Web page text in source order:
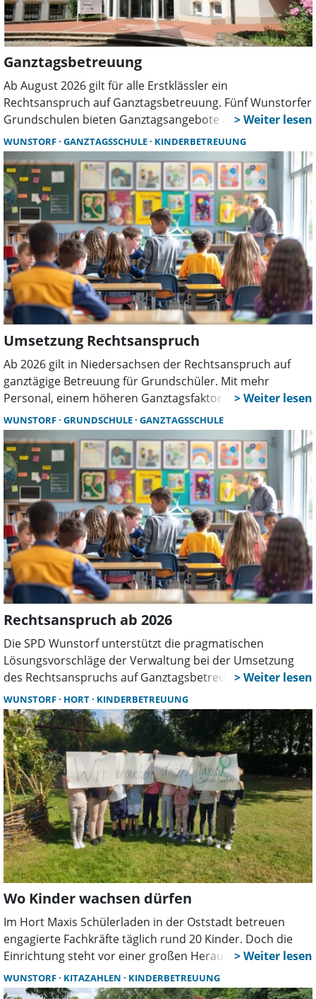
Ganztagsbetreuung
Ab August 2026 gilt für alle Erstklässler ein
Rechtsanspruch auf Ganztagsbetreuung. Fünf Wunstorfer
Grundschulen bieten Ganztagsangebote an. Eltern
müssen Hortanmeldungen bis 15. Januar 2026
vornehmen. Absagen und Alternativen sind eingeplant.
WUNSTORF GANZTAGSSCHULE KINDERBETREUUNG
Umsetzung Rechtsanspruch
Ab 2026 gilt in Niedersachsen der Rechtsanspruch auf
ganztägige Betreuung für Grundschüler. Mit mehr
Personal, einem höheren Ganztagsfaktor und einem
Sockelbetrag für kleine Schulen will das Land die
Voraussetzungen für ein verlässliches und qualitatives
Ganztagsangebot schaffen. In Wunstorf wird derweil
hitzig über Verantwortlichkeiten diskutiert.
WUNSTORF GRUNDSCHULE GANZTAGSSCHULE
Rechtsanspruch ab 2026
Die SPD Wunstorf unterstützt die pragmatischen
Lösungsvorschläge der Verwaltung bei der Umsetzung
des Rechtsanspruchs auf Ganztagsbetreuung ab 2026.
Mit Übergangsmodellen und schrittweisem Ausbau will
die Stadt alle Kinder erreichen. Kritik gibt es an fehlenden
Vorgaben des Landes und den Grünen im Stadtrat.
WUNSTORF HORT KINDERBETREUUNG
Wo Kinder wachsen dürfen
Im Hort Maxis Schülerladen in der Oststadt betreuen
engagierte Fachkräfte täglich rund 20 Kinder. Doch die
Einrichtung steht vor einer großen Herausforderung: Seit
längerer Zeit wird dringend personelle Verstärkung
gesucht. Die Bemühungen blieben bislang erfolglos.
WUNSTORF KITAZAHLEN KINDERBETREUUNG